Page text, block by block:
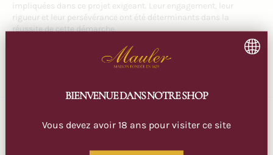
impliquées dans ce projet exigeant. Leur engagement, leur
rigueur et leur persévérance ont été déterminants dans la
réussite de cette démarche.
Cette réussite collective nous encourage à poursuivre nos efforts
et à maintenir ce niveau d’exigence pour l’avenir.
BIENVENUE DANS NOTRE SHOP
Vous devez avoir 18 ans pour visiter ce site